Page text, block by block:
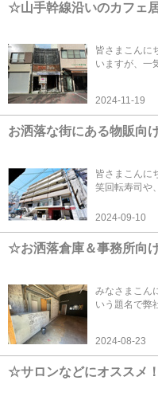
☆山手幹線沿いのカフェ
皆さまこんに
いますが、一
2024-11-19
お洒落な街にある物販向
皆さまこんに
笑回転寿司や
2024-09-10
☆お洒落倉庫＆事務所向
みなさまこん
いう題名で弊
2024-08-23
☆サロンなどにオススメ